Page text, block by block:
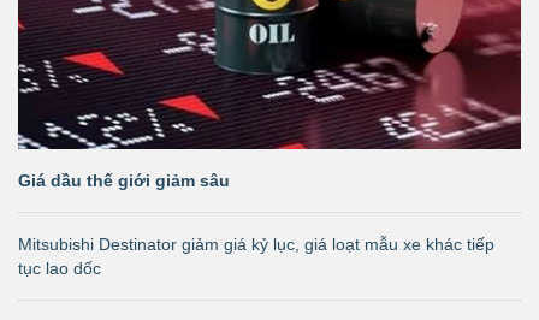
Giá dầu thế giới giảm sâu
Mitsubishi Destinator giảm giá kỷ lục, giá loạt mẫu xe khác tiếp
tục lao dốc